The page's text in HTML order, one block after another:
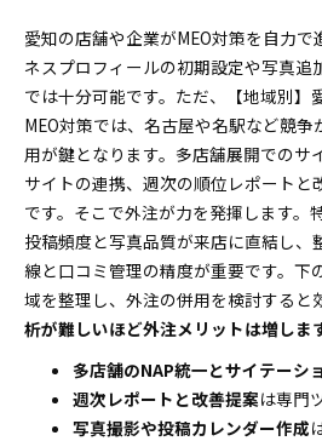
愛知の店舗や企業がMEO対策を自力
ネスプロフィールの初期設定や写真追
では十分可能です。ただ、【地域別】
MEO対策では、名古屋や名駅など競
用が鍵となります。多店舗展開でのサ
サイトの連携、週次の順位レポートと
です。そこで外注が力を発揮します。
投稿頻度と写真品質が来店に直結し、
線と口コミ管理の精度が重要です。下
域を整理し、外注の併用を検討すると
析が難しいほど外注メリットは増します
多店舗のNAP統一とサイテーシ
週次レポートと改善提案は専門
写真撮影や投稿カレンダー作成